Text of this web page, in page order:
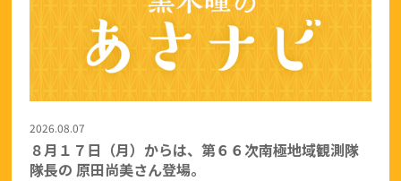
2026.08.07
８月１７日（月）からは、第６６次南極地域観測隊
隊長の 原田尚美さん登場。